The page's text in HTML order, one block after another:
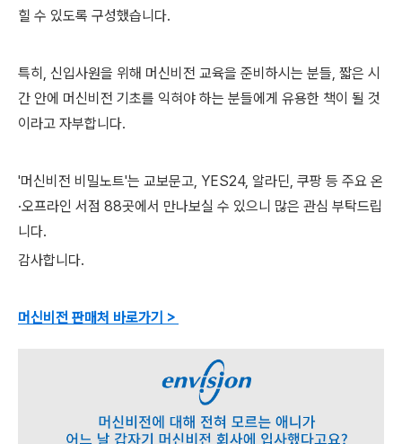
힐 수 있도록 구성했습니다.
특히, 신입사원을 위해 머신비전 교육을 준비하시는 분들, 짧은 시
간 안에 머신비전 기초를 익혀야 하는 분들에게 유용한 책이 될 것
이라고 자부합니다.
'머신비전 비밀노트'는 교보문고, YES24, 알라딘, 쿠팡 등 주요 온
·오프라인 서점 88곳에서 만나보실 수 있으니 많은 관심 부탁드립
니다.
감사합니다.
머신비전 판매처 바로가기 >